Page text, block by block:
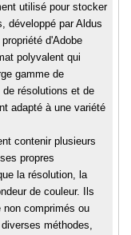
utilisé pour stocker
développé par Aldus
d'Adobe
polyvalent qui
gamme de
de résolutions et de
adapté à une variété
contenir plusieurs
propres
la résolution, la
de couleur. Ils
non comprimés ou
méthodes,